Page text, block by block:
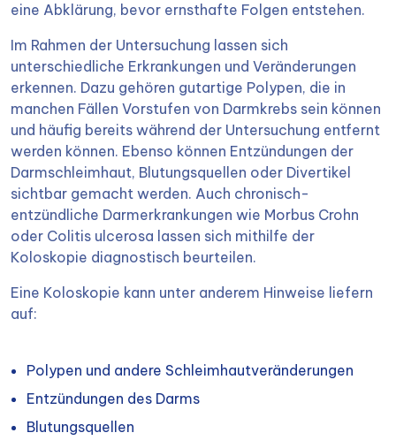
eine Abklärung, bevor ernsthafte Folgen entstehen.
Im Rahmen der Untersuchung lassen sich
unterschiedliche Erkrankungen und Veränderungen
erkennen. Dazu gehören gutartige Polypen, die in
manchen Fällen Vorstufen von Darmkrebs sein können
und häufig bereits während der Untersuchung entfernt
werden können. Ebenso können Entzündungen der
Darmschleimhaut, Blutungsquellen oder Divertikel
sichtbar gemacht werden. Auch chronisch-
entzündliche Darmerkrankungen wie Morbus Crohn
oder Colitis ulcerosa lassen sich mithilfe der
Koloskopie diagnostisch beurteilen.
Eine Koloskopie kann unter anderem Hinweise liefern
auf:
Polypen und andere Schleimhautveränderungen
Entzündungen des Darms
Blutungsquellen